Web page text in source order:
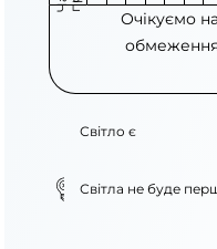
Очікуємо
Світло є
Світла не буде